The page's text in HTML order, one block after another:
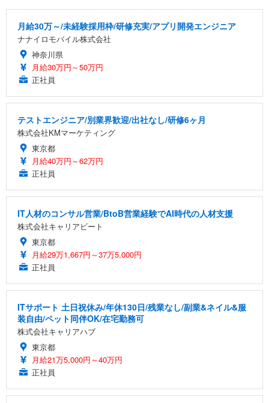
月給30万～/未経験採用枠/研修充実/アプリ開発エンジニア
ナナイロモバイル株式会社
神奈川県
月給30万円～50万円
正社員
テストエンジニア/別業界歓迎/出社なし/研修6ヶ月
株式会社KMマーケティング
東京都
月給40万円～62万円
正社員
IT人材のコンサル営業/BtoB営業経験でAI時代の人材支援
株式会社キャリアビート
東京都
月給29万1,667円～37万5,000円
正社員
ITサポート 土日祝休み/年休130日/残業なし/副業&ネイル&服
装自由/ペット同伴OK/在宅勤務可
株式会社キャリアハブ
東京都
月給21万5,000円～40万円
正社員